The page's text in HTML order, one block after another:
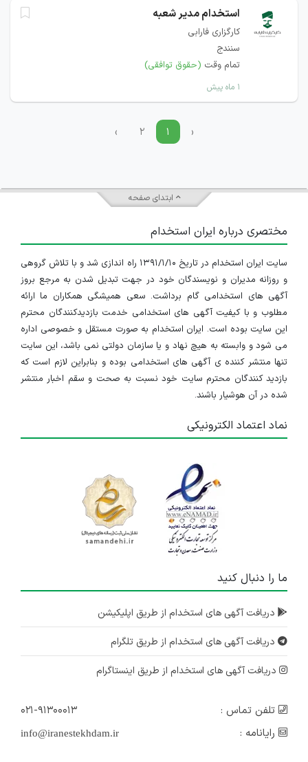
استخدام مدیر شعبه
کارگزاری فارابی
سنندج
تمام وقت (حقوق توافقی)
۱ ماه پیش
‹ ۱ ۲ ›
ابتدای صفحه
مختصری درباره ایران استخدام
سایت ایران استخدام در تاریخ ۱۳۹۱/۱/۱۰ راه اندازی شد و با تلاش گروهی
و روزانه مدیران و نویسندگان خود در جهت تبدیل شدن به مرجع بروز
آگهی های استخدامی گام برداشت. سعی همیشگی همکاران ما ارائه
مطلوب و با کیفیت آگهی های استخدامی خدمت بازدیدکنندگان محترم
این سایت بوده است. ایران استخدام به صورت مستقل و خصوصی اداره
می شود و وابسته به هیچ نهاد و یا سازمان دولتی نمی باشد، این سایت
تنها منتشر کننده ی آگهی های استخدامی بوده و بنابراین لازم است که
بازدید کنندگان محترم سایت خود نسبت به صحت و سقم اخبار منتشر
شده در آن هوشیار باشند.
نماد اعتماد الکترونیکی
ما را دنبال کنید
دریافت آگهی های استخدام از طریق اپلیکیشن
دریافت آگهی های استخدام از طریق تلگرام
دریافت آگهی های استخدام از طریق اینستاگرام
تلفن تماس :
۰۲۱-۹۱۳۰۰۰۱۳
رایانامه :
info@iranestekhdam.ir